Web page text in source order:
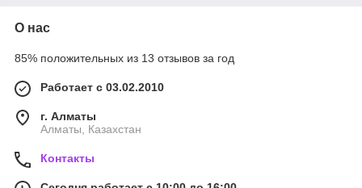
О нас
85% положительных из 13 отзывов за год
Работает с 03.02.2010
г. Алматы
Алматы, Казахстан
Контакты